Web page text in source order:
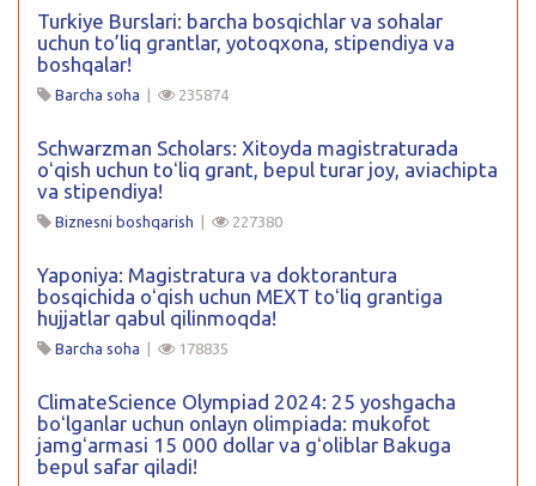
Turkiye Burslari: barcha bosqichlar va sohalar
uchun to’liq grantlar, yotoqxona, stipendiya va
boshqalar!
Barcha soha | 235874
Schwarzman Scholars: Xitoyda magistraturada
oʻqish uchun toʻliq grant, bepul turar joy, aviachipta
va stipendiya!
Biznesni boshqarish | 227380
Yaponiya: Magistratura va doktorantura
bosqichida oʻqish uchun MEXT toʻliq grantiga
hujjatlar qabul qilinmoqda!
Barcha soha | 178835
ClimateScience Olympiad 2024: 25 yoshgacha
boʻlganlar uchun onlayn olimpiada: mukofot
jamgʻarmasi 15 000 dollar va gʻoliblar Bakuga
bepul safar qiladi!